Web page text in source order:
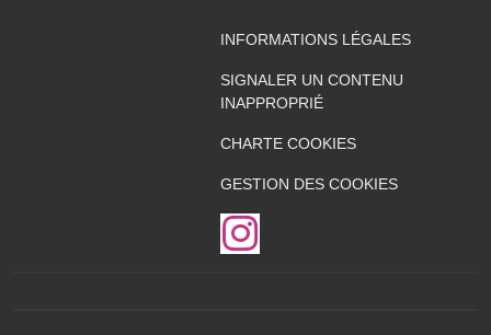
INFORMATIONS LÉGALES
SIGNALER UN CONTENU
INAPPROPRIÉ
CHARTE COOKIES
GESTION DES COOKIES